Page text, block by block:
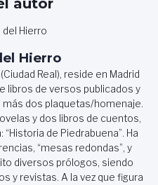
autor
Hierro
Real), reside en Madrid
libros de versos publicados y
dos plaquetas/homenaje.
y dos libros de cuentos,
de Piedrabuena”. Ha
“mesas redondas”, y
diversos prólogos, siendo
y revistas. A la vez que figura